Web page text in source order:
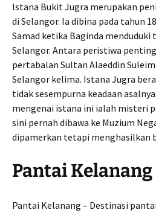
Istana Bukit Jugra merupakan
di Selangor. Ia dibina pada tahun
Samad ketika Baginda menduduki
Selangor. Antara peristiwa
pertabalan Sultan Alaeddin
Selangor kelima. Istana Jugra
tidak sesempurna keadaan
mengenai istana ini ialah misteri
sini pernah dibawa ke Muzium
dipamerkan tetapi menghasilkan
Pantai Kelanang
Pantai Kelanang – Destinasi